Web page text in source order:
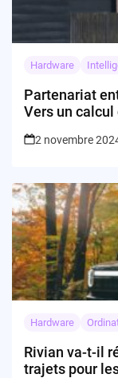
Hardware
Partenariat
Vers un calcul
2 novembre
Hardware
Rivian va-t-il
trajets pour